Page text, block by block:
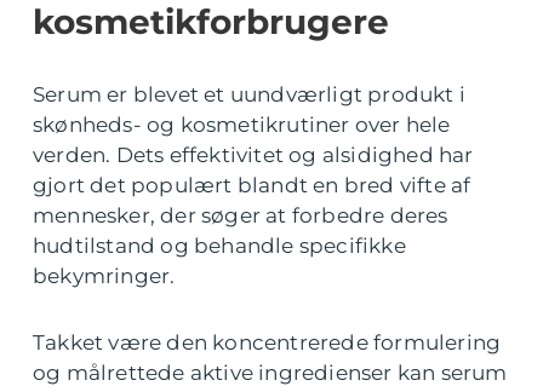
kosmetikforbrugere
Serum er blevet et uundværligt produkt i
skønheds- og kosmetikrutiner over hele
verden. Dets effektivitet og alsidighed har
gjort det populært blandt en bred vifte af
mennesker, der søger at forbedre deres
hudtilstand og behandle specifikke
bekymringer.
Takket være den koncentrerede formulering
og målrettede aktive ingredienser kan serum